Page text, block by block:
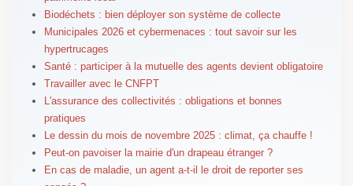
Biodéchets : bien déployer son système de collecte
Municipales 2026 et cybermenaces : tout savoir sur les
hypertrucages
Santé : participer à la mutuelle des agents devient obligatoire
Travailler avec le CNFPT
L'assurance des collectivités : obligations et bonnes
pratiques
Le dessin du mois de novembre 2025 : climat, ça chauffe !
Peut-on pavoiser la mairie d'un drapeau étranger ?
En cas de maladie, un agent a-t-il le droit de reporter ses